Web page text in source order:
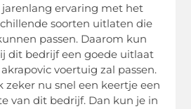
ervaring met het
soorten uitlaten die
passen. Daarom kun
dit bedrijf een goede uitlaat
voertuig zal passen.
zeker nu snel een keertje een
van dit bedrijf. Dan kun je in